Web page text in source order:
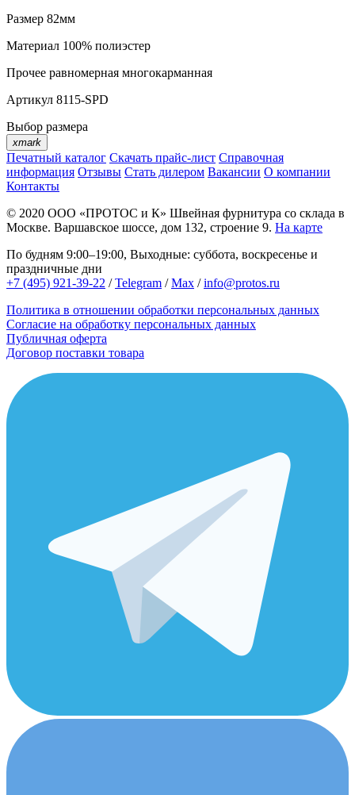
Размер 82мм
Материал 100% полиэстер
Прочее равномерная многокарманная
Артикул 8115-SPD
Выбор размера
xmark
Печатный каталог Скачать прайс-лист Справочная
информация Отзывы Стать дилером Вакансии О компании
Контакты
© 2020 ООО «ПРОТОС и К» Швейная фурнитура со склада в
Москве. Варшавское шоссе, дом 132, строение 9. На карте
По будням 9:00–19:00, Выходные: суббота, воскресенье и
праздничные дни
+7 (495) 921-39-22 /Telegram /Max /info@protos.ru
Политика в отношении обработки персональных данных
Согласие на обработку персональных данных
Публичная оферта
Договор поставки товара